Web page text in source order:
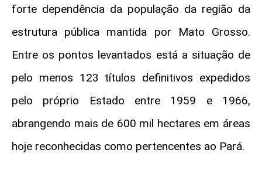
forte dependência da população da região da
estrutura pública mantida por Mato Grosso.
Entre os pontos levantados está a situação de
pelo menos 123 títulos definitivos expedidos
pelo próprio Estado entre 1959 e 1966,
abrangendo mais de 600 mil hectares em áreas
hoje reconhecidas como pertencentes ao Pará.